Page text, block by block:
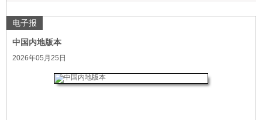
电子报
中国内地版本
2026年05月25日